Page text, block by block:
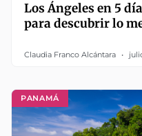
Los Ángeles en 5
para descubrir lo
Claudia Franco Alcántara
PANAMÁ